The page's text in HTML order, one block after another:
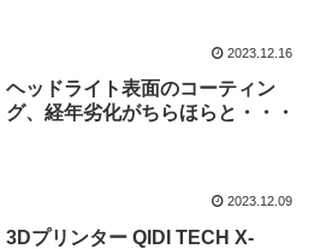
2023.12.16
ヘッドライト表面のコーティン
グ、経年劣化がちらほらと・・・
2023.12.09
3Dプリンター QIDI TECH X-